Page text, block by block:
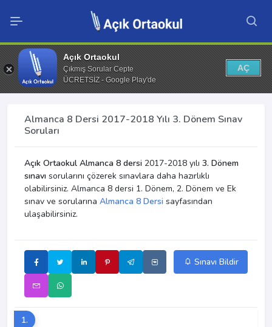
Açık Ortaokul
Çıkmış Sorular Cepte
ÜCRETSİZ - Google Play'de
AÇ
Almanca 8 Dersi 2017-2018 Yılı 3. Dönem Sınav
Soruları
Açık Ortaokul Almanca 8 dersi 2017-2018 yılı 3. Dönem
sınavı sorularını çözerek sınavlara daha hazırlıklı
olabilirsiniz. Almanca 8 dersi 1. Dönem, 2. Dönem ve Ek
sınav ve sorularına Almanca 8 Dersi sayfasından
ulaşabilirsiniz.
Sınavı Bildir
1.